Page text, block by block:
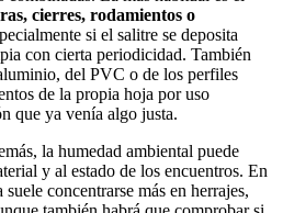
cierres, rodamientos o
si el salitre se deposita
con cierta periodicidad. También
del PVC o de los perfiles
de la propia hoja por uso
que ya venía algo justa.
la humedad ambiental puede
y al estado de los encuentros. En
concentrarse más en herrajes,